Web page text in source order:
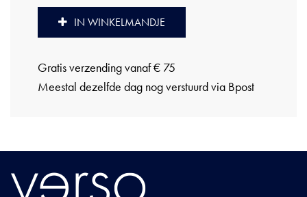
IN WINKELMANDJE
Gratis verzending vanaf € 75
Meestal dezelfde dag nog verstuurd via Bpost